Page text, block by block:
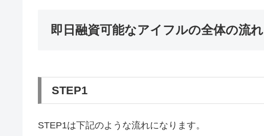
即日融資可能なアイフルの全体の流れ
STEP1
STEP1は下記のような流れになります。